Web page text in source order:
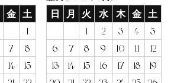
金
土
1
7
8
14
15
日
月 火 水 木 金
土
1
2 3 4
5
6
7 8 9 10 11
12
13
14 15 16 17 18
19